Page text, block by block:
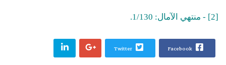
[2] - منتهي الآمال: 1/130.